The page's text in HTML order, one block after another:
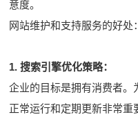
意度。
网站维护和支持服务的好处：
1. 搜索引擎优化策略：
企业的目标是拥有消费者
正常运行和定期更新非常